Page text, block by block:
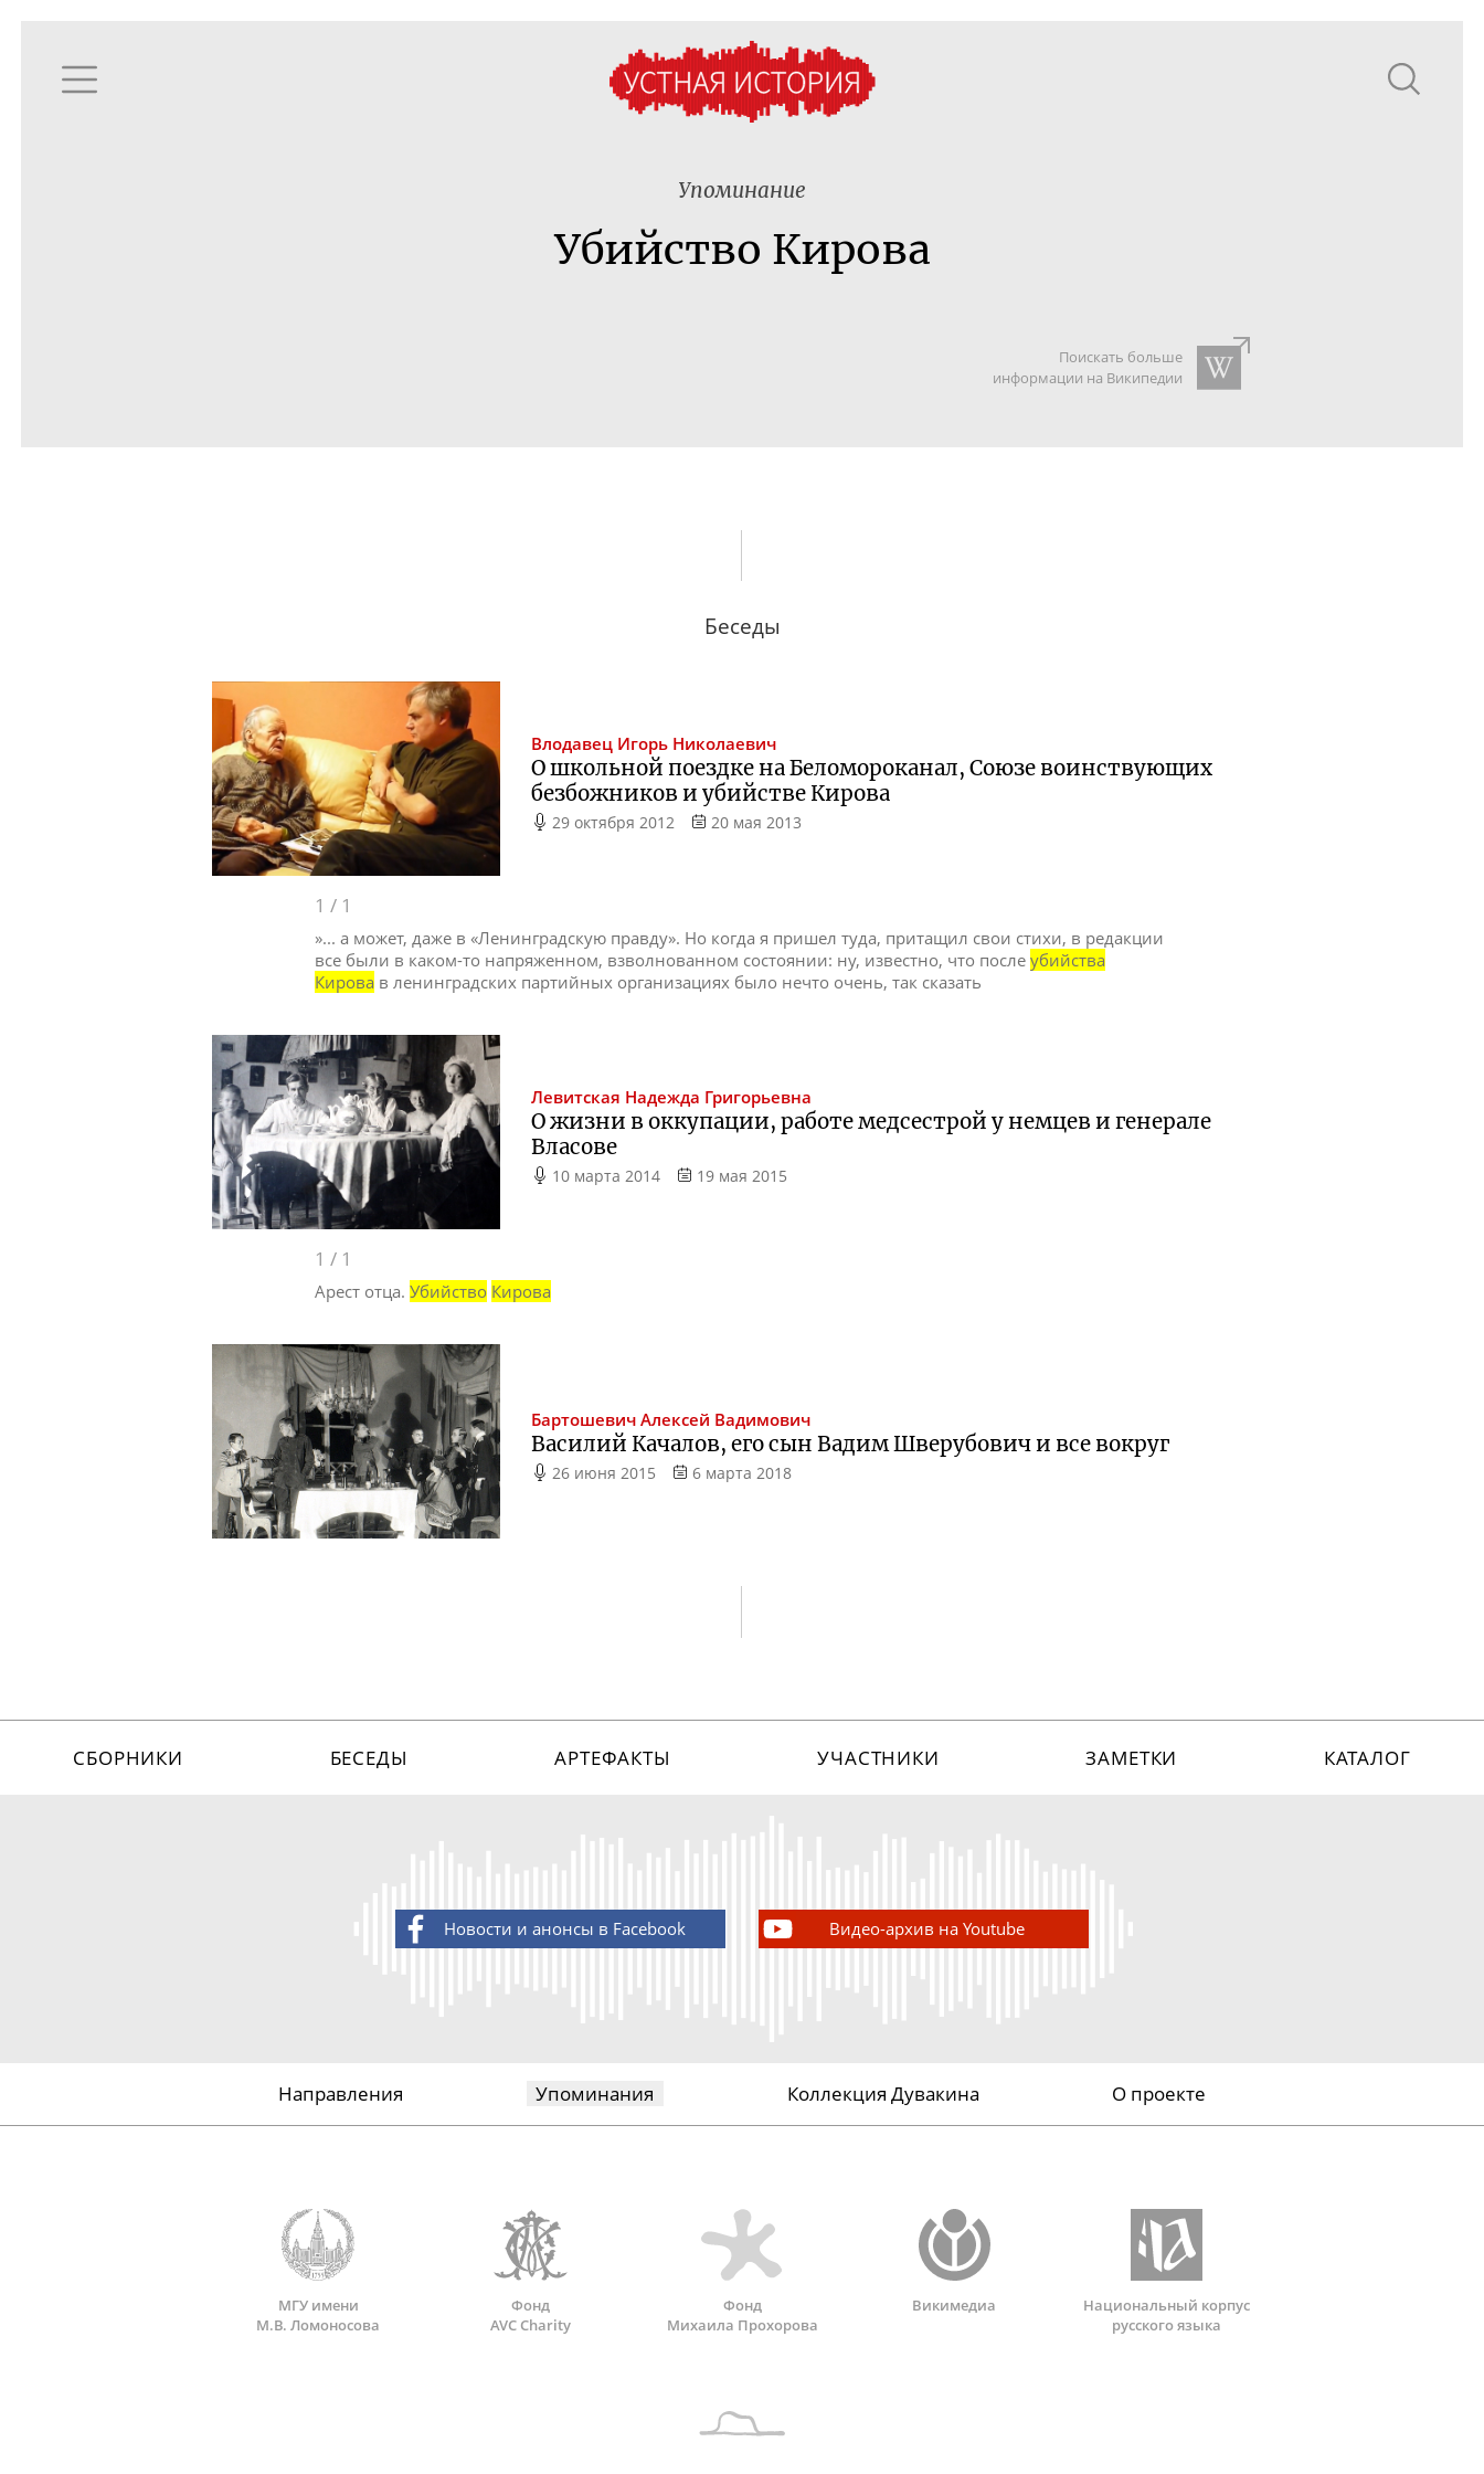
Упоминание
Убийство Кирова
Поискать больше
информации на Википедии
Беседы
Влодавец Игорь Николаевич
О школьной поездке на Беломороканал, Союзе воинствующих
безбожников и убийстве Кирова
29 октября 2012 20 мая 2013
1 / 1
»... а может, даже в «Ленинградскую правду». Но когда я пришел туда, притащил свои стихи, в редакции
все были в каком-то напряженном, взволнованном состоянии: ну, известно, что послеубийства
Кирова в ленинградских партийных организациях было нечто очень, так сказать
Левитская Надежда Григорьевна
О жизни в оккупации, работе медсестрой у немцев и генерале
Власове
10 марта 2014 19 мая 2015
1 / 1
Арест отца.Убийство Кирова
Бартошевич Алексей Вадимович
Василий Качалов, его сын Вадим Шверубович и все вокруг
26 июня 2015 6 марта 2018
СБОРНИКИ БЕСЕДЫ АРТЕФАКТЫ УЧАСТНИКИ ЗАМЕТКИ КАТАЛОГ
Новости и анонсы в Facebook Видео-архив на Youtube
Направления Упоминания Коллекция Дувакина О проекте
МГУ имени
М.В. Ломоносова
Фонд
AVC Charity
Фонд
Михаила Прохорова
Викимедиа
Национальный корпус
русского языка